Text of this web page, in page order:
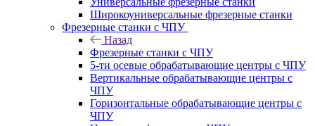
Широкоуниверсальные фрезерные станки
Фрезерные станки с ЧПУ
Назад
Фрезерные станки с ЧПУ
5-ти осевые обрабатывающие центры с ЧПУ
Вертикальные обрабатывающие центры с
ЧПУ
Горизонтальные обрабатывающие центры с
ЧПУ